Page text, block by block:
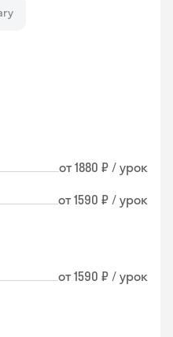
от 1880 ₽ / урок
от 1590 ₽ / урок
от 1590 ₽ / урок